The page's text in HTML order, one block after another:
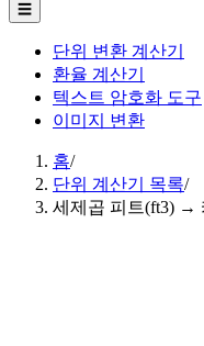
☰
단위 변환 계산기
환율 계산기
텍스트 암호화 도구
이미지 변환
홈/
단위 계산기 목록/
세제곱 피트(ft3) →